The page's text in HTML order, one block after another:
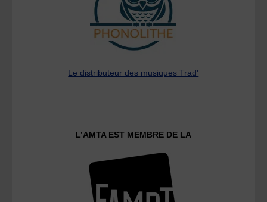
Le distributeur des musiques Trad'
L’AMTA EST MEMBRE DE LA